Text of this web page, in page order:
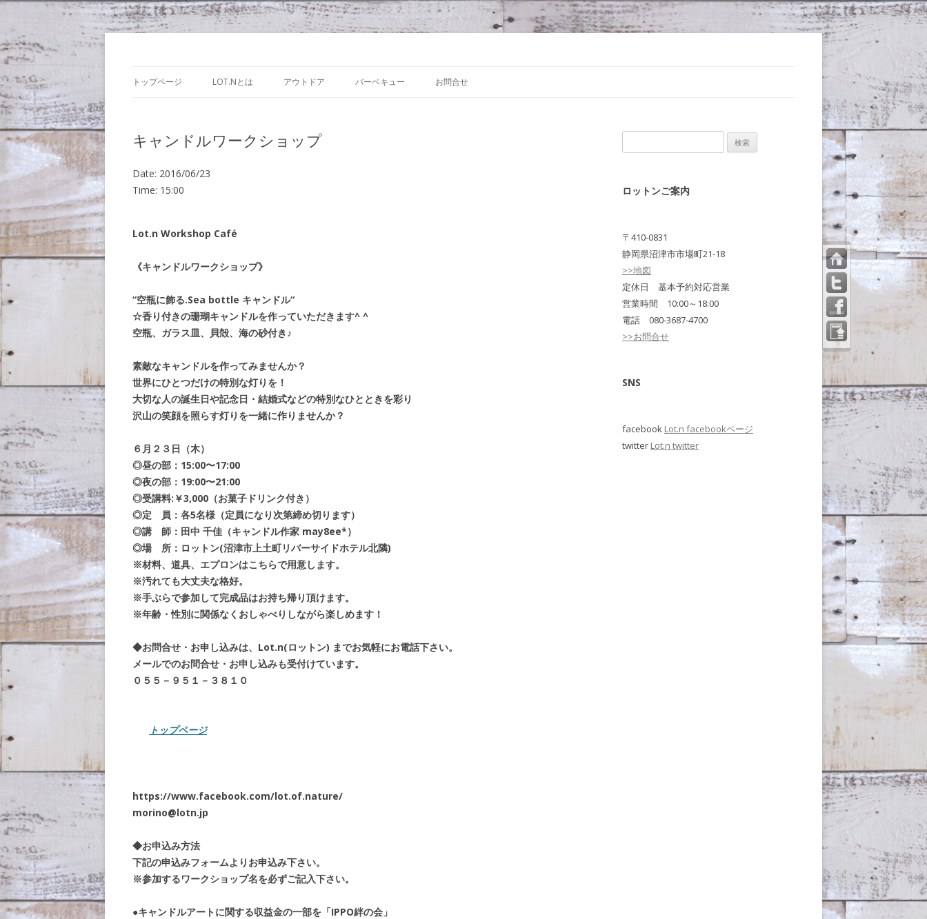
トップページ LOT.Nとは アウトドア バーベキュー お問合せ
キャンドルワークショップ
Date: 2016/06/23
Time: 15:00
Lot.n Workshop Café
《キャンドルワークショップ》
“空瓶に飾る.Sea bottle キャンドル“
☆香り付きの珊瑚キャンドルを作っていただきます^ ^
空瓶、ガラス皿、貝殻、海の砂付き♪
素敵なキャンドルを作ってみませんか？
世界にひとつだけの特別な灯りを！
大切な人の誕生日や記念日・結婚式などの特別なひとときを彩り
沢山の笑顔を照らす灯りを一緒に作りませんか？
６月２３日（木）
◎昼の部：15:00〜17:00
◎夜の部：19:00〜21:00
◎受講料:￥3,000（お菓子ドリンク付き）
◎定 員：各5名様（定員になり次第締め切ります）
◎講 師：田中 千佳（キャンドル作家 may8ee*）
◎場 所：ロットン(沼津市上土町リバーサイドホテル北隣)
※材料、道具、エプロンはこちらで用意します。
※汚れても大丈夫な格好。
※手ぶらで参加して完成品はお持ち帰り頂けます。
※年齢・性別に関係なくおしゃべりしながら楽しめます！
◆お問合せ・お申し込みは、Lot.n(ロットン) までお気軽にお電話下さい。
メールでのお問合せ・お申し込みも受付けています。
０５５－９５１－３８１０
トップページ
https://www.facebook.com/lot.of.nature/
morino@lotn.jp
◆お申込み方法
下記の申込みフォームよりお申込み下さい。
※参加するワークショップ名を必ずご記入下さい。
●キャンドルアートに関する収益金の一部を「IPPO絆の会」
索:
ロットンご案内
〒410-0831
静岡県沼津市市場町21-18
>>地図
定休日 基本予約対応営業
営業時間 10:00～18:00
電話 080-3687-4700
>>お問合せ
SNS
facebook Lot.n facebookページ
twitter Lot.n twitter
トッ
プペ
ージ
ペー
ジの
先頭
へ